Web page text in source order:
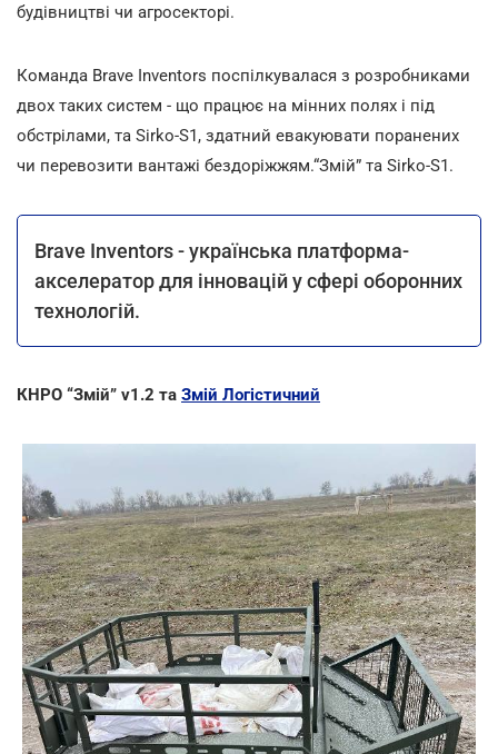
будівництві чи агросекторі.
Команда Brave Inventors поспілкувалася з розробниками
двох таких систем - що працює на мінних полях і під
обстрілами, та Sirko-S1, здатний евакуювати поранених
чи перевозити вантажі бездоріжжям.“Змій” та Sirko-S1.
Brave Inventors - українська платформа-
акселератор для інновацій у сфері оборонних
технологій.
КНРО “Змій” v1.2 та Змій Логістичний